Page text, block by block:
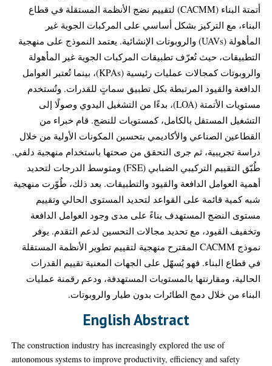
أتمتة البناء (CACMM) لتقييم نضج الأنظمة المستقلة في قطاع
البناء، مع التركيز بشكل أساسي على المركبات الجوية غير
المأهولة (UAVs) والروبوتات الإنشائية. يعتمد النموذج على منهجية
التطبيقات، حيث تُعرّف تطبيقات المركبات الجوية غير المأهولة
والروبوتات كمجالات عمليات رئيسية (KPAs)، بينما تُعتبر العوامل
الدافعة والقيود المرتبطة بكل تطبيق سماتٍ للقدرات. وتُستخدم
مستويات الأتمتة (LOA)، بدءًا من التشغيل اليدوي وصولًا إلى
التشغيل المستقل بالكامل، كمستويات للنضج. قام خبراء من
القطاعين الصناعي والأكاديمي بتحسين المكونات الأولية من خلال
دراسة تجريبية، ثم جرى التحقق من صحتها باستخدام منهجية دلفي.
طُبّق التقييم التركيبي الضبابي (FSE) ومتوسط الدرجات لتحديد
أهمية العوامل الدافعة والقيود والتطبيقات. بعد ذلك، طُوّرت منهجية
شبه كمية قائمة على القواعد لتحديد المستوى الحالي وتقييم
مستوى النضج المستهدف بناءً على مدى وجود العوامل الدافعة
وتخفيف القيود، مع تحديد مجالات التحسين لدعم التقدم. يوفر
نموذج CACMM المقترح منهجية لتقييم تطوير الأنظمة المستقلة
في قطاع البناء. فهو يُسهّل على الجهات المعنية تقييم القدرات
الحالية، ومقارنتها بالمستويات المستهدفة، ودعم رقمنة عمليات
البناء من خلال دمج الطائرات بدون طيار والروبوتات.
English Abstract
The construction industry has increasingly explored the use of
autonomous systems to improve productivity, efficiency and safety